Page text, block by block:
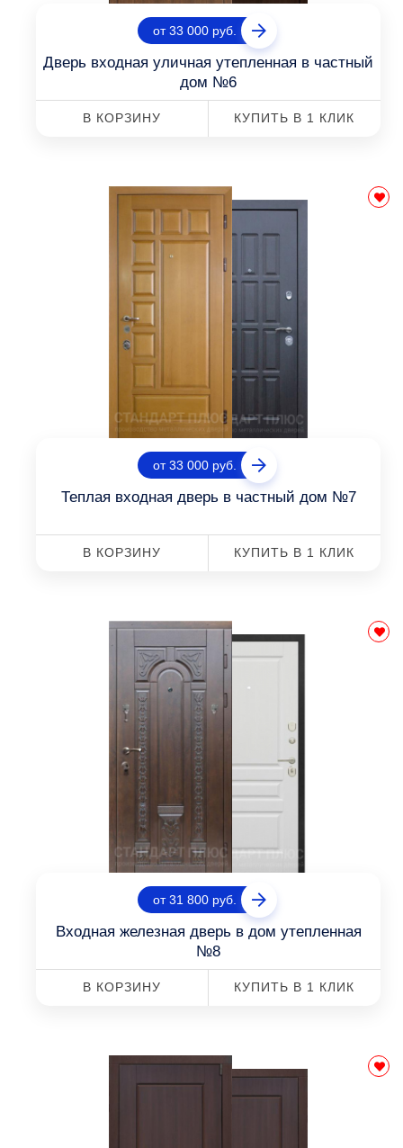
от 33 000 руб.
Дверь входная уличная утепленная в частный
дом №6
В КОРЗИНУ КУПИТЬ В 1 КЛИК
от 33 000 руб.
Теплая входная дверь в частный дом №7
В КОРЗИНУ КУПИТЬ В 1 КЛИК
от 31 800 руб.
Входная железная дверь в дом утепленная
№8
В КОРЗИНУ КУПИТЬ В 1 КЛИК